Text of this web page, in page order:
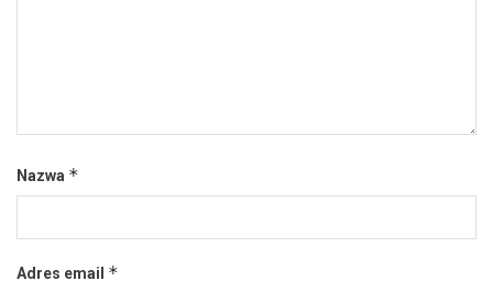
Nazwa *
Adres email *